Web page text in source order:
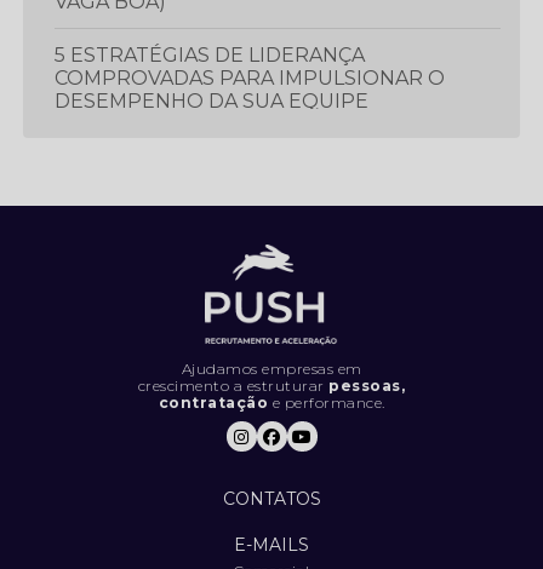
5 ESTRATÉGIAS DE LIDERANÇA
COMPROVADAS PARA IMPULSIONAR O
DESEMPENHO DA SUA EQUIPE
O DESEMPENHO DA SUA EQUIPE DE
CONTRATANDO DA FORMA ERRADA (E
COMO RESOLVER).
Ajudamos empresas em
crescimento a estruturar pessoas,
contratação e performance.
CONTATOS
E-MAILS